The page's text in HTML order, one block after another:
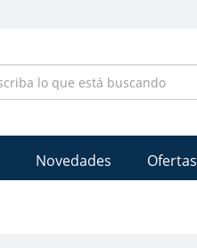
Novedades Ofertas